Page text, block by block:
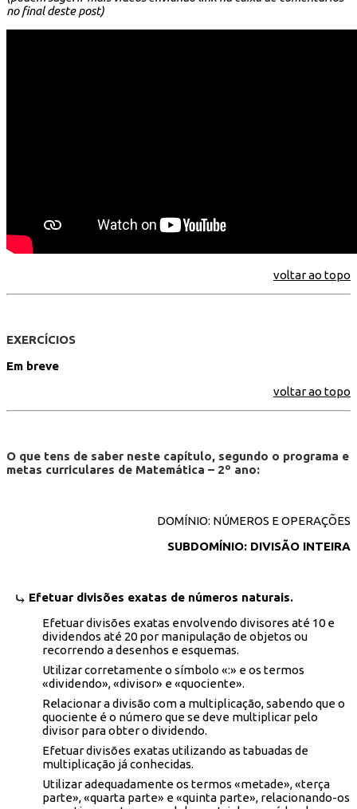
no final deste post)
voltar ao topo
EXERCÍCIOS
Em breve
voltar ao topo
O que tens de saber neste capítulo, segundo o programa e
metas curriculares de Matemática – 2º ano:
DOMÍNIO: NÚMEROS E OPERAÇÕES
SUBDOMÍNIO: DIVISÃO INTEIRA
Efetuar divisões exatas de números naturais.
Efetuar divisões exatas envolvendo divisores até 10 e
dividendos até 20 por manipulação de objetos ou
recorrendo a desenhos e esquemas.
Utilizar corretamente o símbolo «:» e os termos
«dividendo», «divisor» e «quociente».
Relacionar a divisão com a multiplicação, sabendo que o
quociente é o número que se deve multiplicar pelo
divisor para obter o dividendo.
Efetuar divisões exatas utilizando as tabuadas de
multiplicação já conhecidas.
Utilizar adequadamente os termos «metade», «terça
parte», «quarta parte» e «quinta parte», relacionando-os